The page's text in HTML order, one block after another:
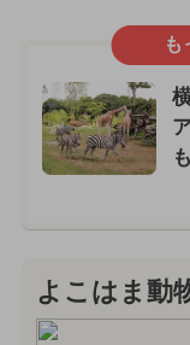
も
も
よこはま動